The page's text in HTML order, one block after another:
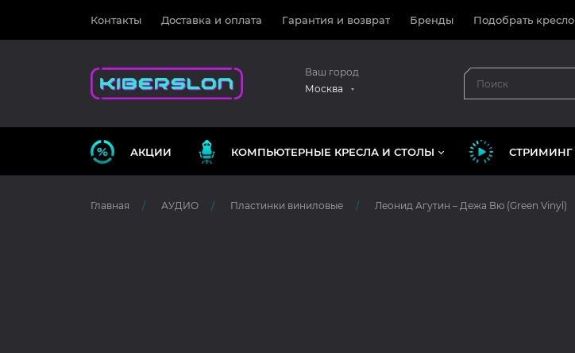
Контакты Доставка и оплата Гарантия и возврат Бренды Подобрать кресло
Ваш город
Москва
АКЦИИ КОМПЬЮТЕРНЫЕ КРЕСЛА И СТОЛЫ СТРИМИНГ
Главная АУДИО Пластинки виниловые Леонид Агутин – Дежа Вю (Green Vinyl)